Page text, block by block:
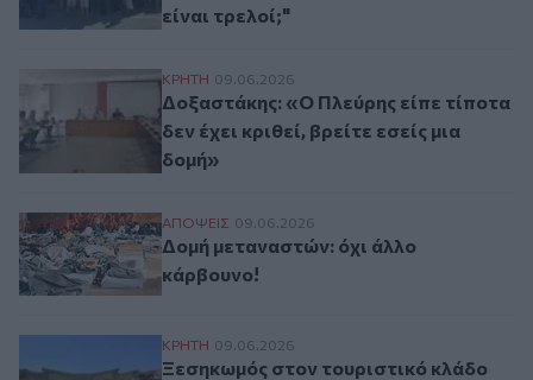
είναι τρελοί;"
Δοξαστάκης: «Ο Πλεύρης είπε τίποτα δεν
ΚΡΗΤΗ 09.06.2026
Δοξαστάκης: «Ο Πλεύρης είπε τίποτα
δεν έχει κριθεί, βρείτε εσείς μια
δομή»
Δομή μεταναστών: όχι άλλο κάρβουνο!
ΑΠΟΨΕΙΣ 09.06.2026
Δομή μεταναστών: όχι άλλο
κάρβουνο!
Ξεσηκωμός στον τουριστικό κλάδο για
ΚΡΗΤΗ 09.06.2026
Ξεσηκωμός στον τουριστικό κλάδο